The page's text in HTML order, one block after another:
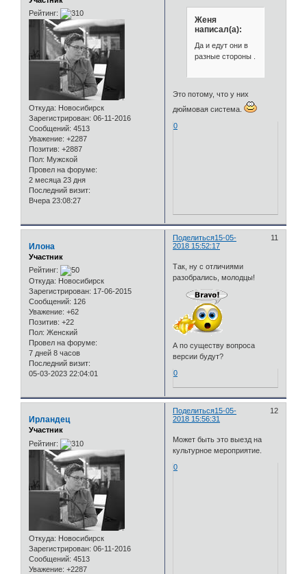
Рейтинг:
Откуда: Новосибирск
Зарегистрирован: 06-11-2016
Сообщений: 4513
Уважение: +2287
Позитив: +2887
Пол: Мужской
Провел на форуме:
2 месяца 23 дня
Последний визит:
Вчера 23:08:27
Женя
написал(а):
Да и едут они в
разные стороны .
Это потому, что у них
дюймовая система.
0
Поделиться 11
15-05-
2018 15:52:17
Илона
Участник
Рейтинг:
Откуда: Новосибирск
Зарегистрирован: 17-06-2015
Сообщений: 126
Уважение: +62
Позитив: +22
Пол: Женский
Провел на форуме:
7 дней 8 часов
Последний визит:
05-03-2023 22:04:01
Так, ну с отличиями
разобрались, молодцы!
А по существу вопроса
версии будут?
0
Поделиться 12
15-05-
2018 15:56:31
Ирландец
Участник
Рейтинг:
Откуда: Новосибирск
Зарегистрирован: 06-11-2016
Сообщений: 4513
Уважение: +2287
Может быть это выезд на
культурное мероприятие.
0